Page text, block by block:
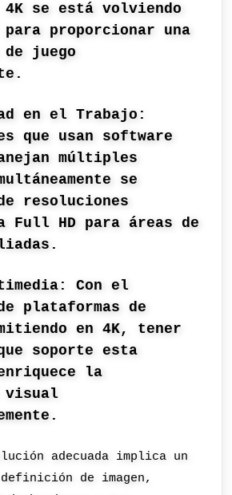
se está volviendo
para proporcionar una
juego
en el Trabajo:
que usan software
múltiples
se
resoluciones
Full HD para áreas de
Con el
plataformas de
en 4K, tener
soporte esta
la
visual
adecuada implica un
de imagen,